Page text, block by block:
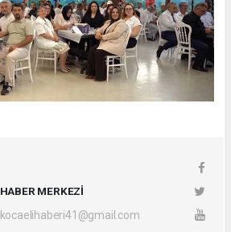
HABER MERKEZİ
kocaelihaberi41@gmail.com